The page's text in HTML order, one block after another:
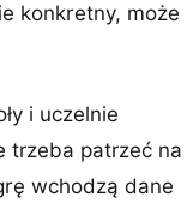
konkretny, może
i uczelnie
trzeba patrzeć na
wchodzą dane